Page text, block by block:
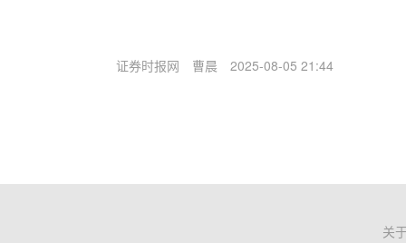
证券时报网 曹晨 2025-08-05 21:44
关